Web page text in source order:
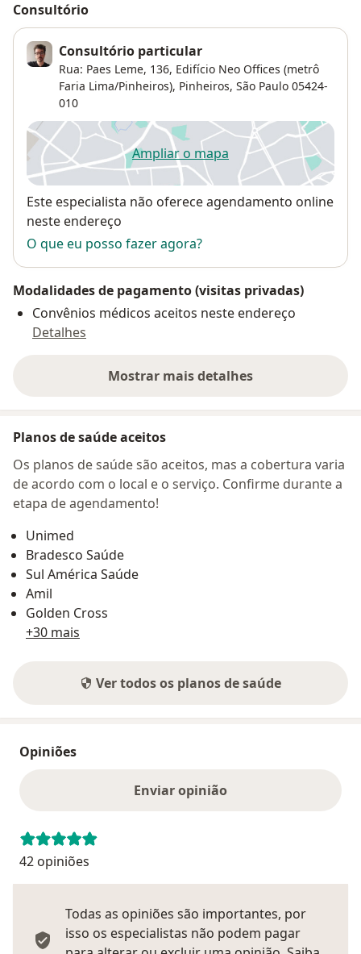
Consultório
Consultório particular
Rua: Paes Leme, 136, Edifício Neo Offices (metrô
Faria Lima/Pinheiros), Pinheiros, São Paulo 05424-
010
Ampliar o mapaabre num novo separador
Disponibilidade
Este especialista não oferece agendamento online
neste endereço
O que eu posso fazer agora?
Modalidades de pagamento (visitas privadas)
Convênios médicos aceitos neste endereço
Detalhes
Mostrar mais detalhes
sobre o endereço
Planos de saúde aceitos
Os planos de saúde são aceitos, mas a cobertura varia
de acordo com o local e o serviço. Confirme durante a
etapa de agendamento!
Unimed
Bradesco Saúde
Sul América Saúde
Amil
Golden Cross
+30 mais
Ver todos os planos de saúde
Opiniões
Enviar opinião
42 opiniões
Todas as opiniões são importantes, por
isso os especialistas não podem pagar